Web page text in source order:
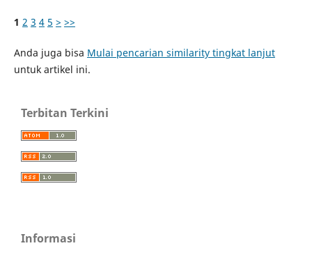
1 2 3 4 5 > >>
Anda juga bisa Mulai pencarian similarity tingkat lanjut
untuk artikel ini.
Terbitan Terkini
Informasi